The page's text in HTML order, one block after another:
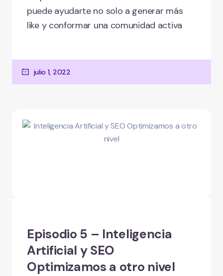
puede ayudarte no solo a generar más
like y conformar una comunidad activa
julio 1, 2022
Episodio 5 – Inteligencia
Artificial y SEO
Optimizamos a otro nivel